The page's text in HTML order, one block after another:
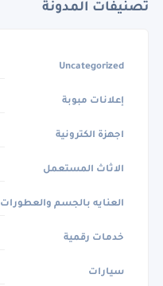
تصنيفات المدونة
Uncategorized
إعلانات مبوبة
اجهزة الكترونية
الاثاث المستعمل
العنايه بالجسم والعطورات
خدمات رقمية
سيارات